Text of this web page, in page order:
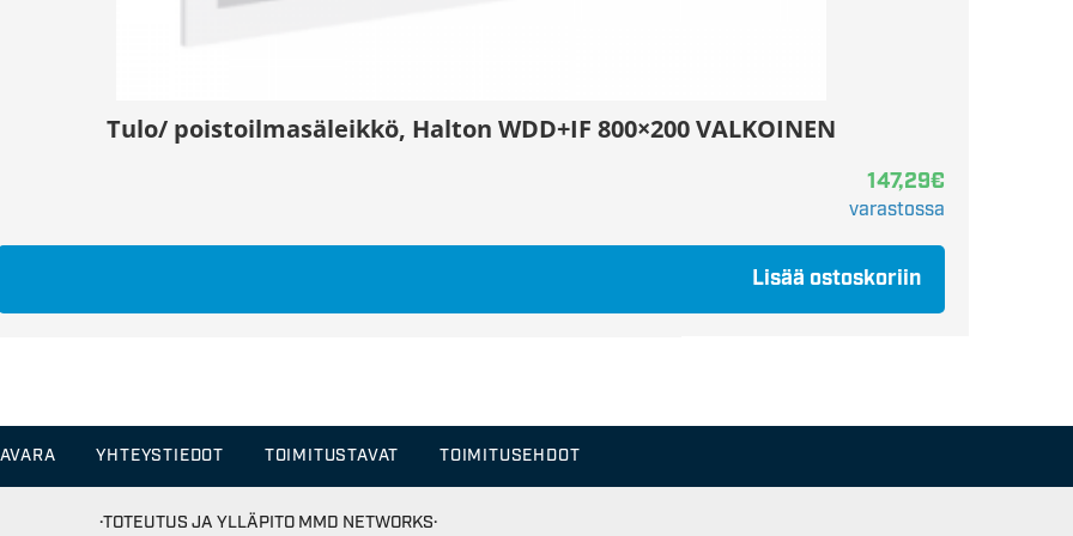
Tulo/ poistoilmasäleikkö, Halton WDD+IF 800×200 VALKOINEN
147,29€
varastossa
Lisää ostoskoriin
YHTEYSTIEDOT TOIMITUSTAVAT TOIMITUSEHDOT
·TOTEUTUS JA YLLÄPITO MMD NETWORKS·